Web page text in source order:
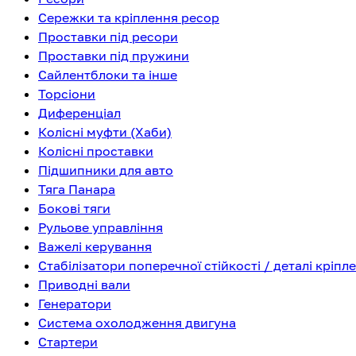
Сережки та кріплення ресор
Проставки під ресори
Проставки під пружини
Сайлентблоки та інше
Торсіони
Диференціал
Колісні муфти (Хаби)
Колісні проставки
Підшипники для авто
Тяга Панара
Бокові тяги
Рульове управління
Важелі керування
Стабілізатори поперечної стійкості / деталі
Приводні вали
Генератори
Система охолодження двигуна
Стартери